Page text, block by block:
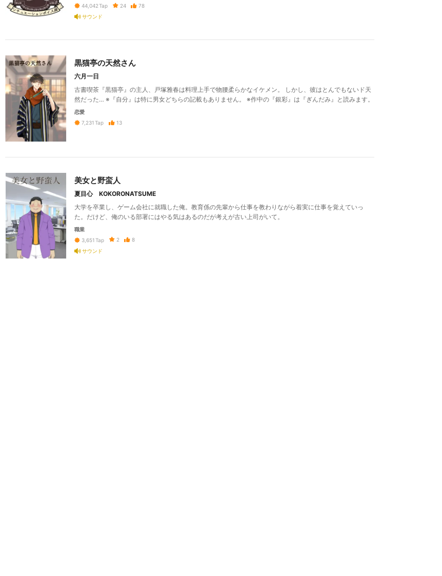
44,042Tap 24
78
サウンド
黒猫亭の天然さん
六月一日
古書喫茶『黒猫亭』の主人、戸塚雅春は料理上手で物腰柔らかなイケメン。 しかし、彼はとんでもないド天
然だった… ※『自分』は特に男女どちらの記載もありません。 ※作中の『銀彩』は『ぎんだみ』と読みます。
恋愛
7,231 Tap 13
美女と野蛮人
夏目心 KOKORONATSUME
大学を卒業し、ゲーム会社に就職した俺。教育係の先輩から仕事を教わりながら着実に仕事を覚えていっ
た。だけど、俺のいる部署にはやる気はあるのだが考えが古い上司がいて。
職業
3,651Tap 2
8
サウンド